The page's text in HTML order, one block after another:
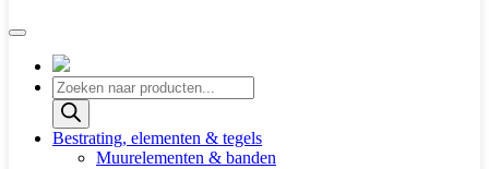
Producten
zoeken
Bestrating, elementen & tegels
Muurelementen & banden